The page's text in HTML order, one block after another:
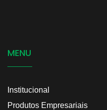
MENU
Institucional
Produtos Empresariais